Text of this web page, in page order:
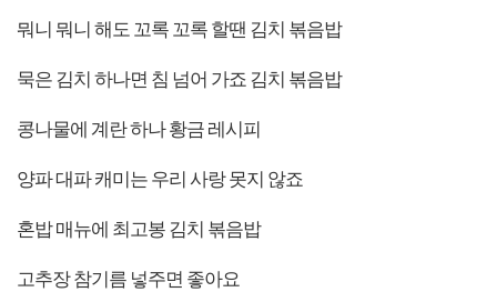
뭐니 뭐니 해도 꼬록 꼬록 할땐 김치 볶음밥
묵은 김치 하나면 침 넘어 가죠 김치 볶음밥
콩나물에 계란 하나 황금 레시피
양파 대파 캐미는 우리 사랑 못지 않죠
혼밥 매뉴에 최고봉 김치 볶음밥
고추장 참기름 넣주면 좋아요